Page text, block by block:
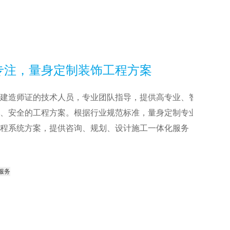
，量身定制装饰工程方案
师证的技术人员，专业团队指导，提供高专业、智
、安全的工程方案。根据行业规范标准，量身定制专业
统方案，提供咨询、规划、设计施工一体化服务